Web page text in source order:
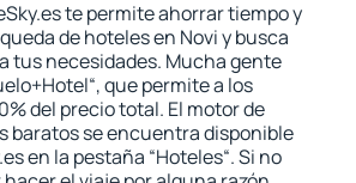
te permite ahorrar tiempo y
de hoteles en Novi y busca
tus necesidades. Mucha gente
que permite a los
del precio total. El motor de
baratos se encuentra disponible
en la pestaña “Hoteles“. Si no